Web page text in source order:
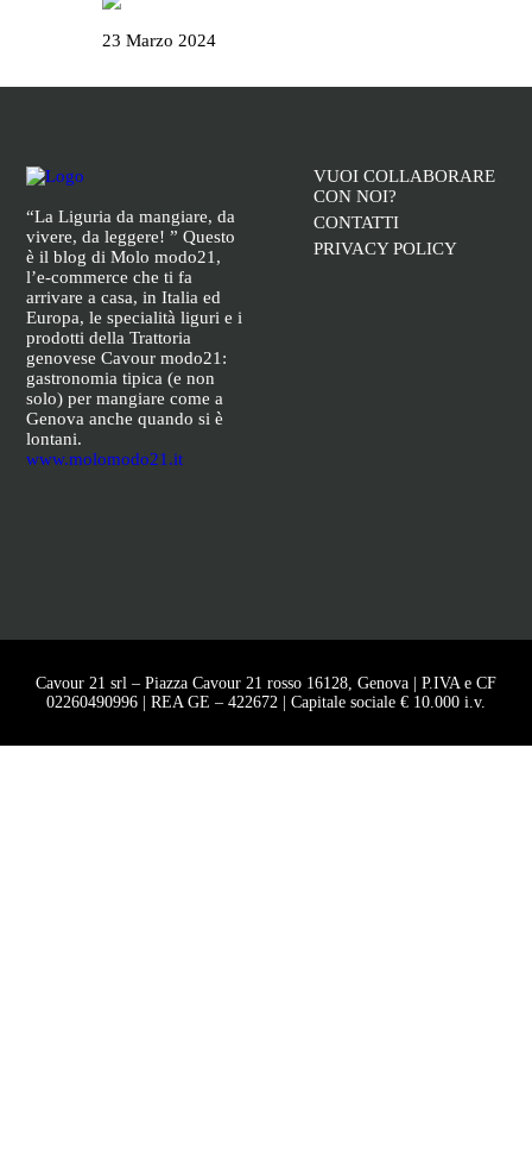
23 Marzo 2024
“La Liguria da mangiare, da
vivere, da leggere! ” Questo
è il blog di Molo modo21,
l’e-commerce che ti fa
arrivare a casa, in Italia ed
Europa, le specialità liguri e i
prodotti della Trattoria
genovese Cavour modo21:
gastronomia tipica (e non
solo) per mangiare come a
Genova anche quando si è
lontani.
www.molomodo21.it
VUOI COLLABORARE
CON NOI?
CONTATTI
PRIVACY POLICY
Cavour 21 srl – Piazza Cavour 21 rosso 16128, Genova | P.IVA e CF
02260490996 | REA GE – 422672 | Capitale sociale € 10.000 i.v.